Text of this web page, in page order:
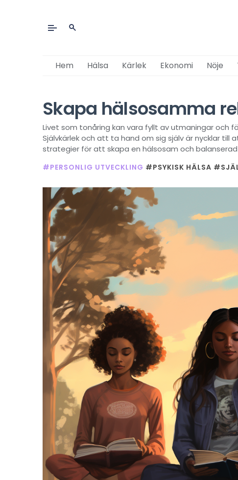
Hem Hälsa Kärlek Ekonomi Nöje
Skapa hälsosamma
Livet som tonåring kan vara fyllt av utmaningar
Självkärlek och att ta hand om sig själv är nycklar
strategier för att skapa en hälsosam och
#PERSONLIG UTVECKLING #PSYKISK HÄLSA